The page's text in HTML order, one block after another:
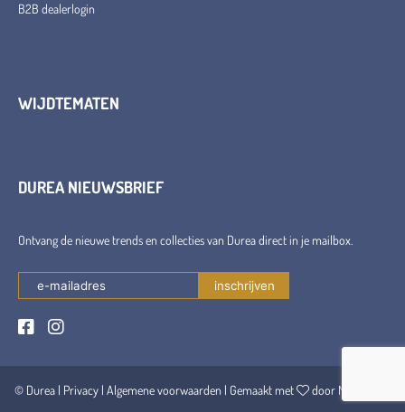
B2B dealerlogin
WIJDTEMATEN
DUREA NIEUWSBRIEF
Ontvang de nieuwe trends en collecties van Durea direct in je mailbox.
© Durea | Privacy| Algemene voorwaarden | Gemaakt met door Maerschalk